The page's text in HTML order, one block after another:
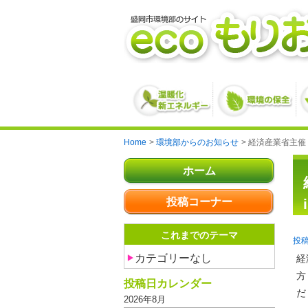
Home 環境部からのお知らせ 経済産業省主
ホーム
投稿コーナー
これまでのテーマ
カテゴリーなし
投稿日カレンダー
2026年8月
経
方